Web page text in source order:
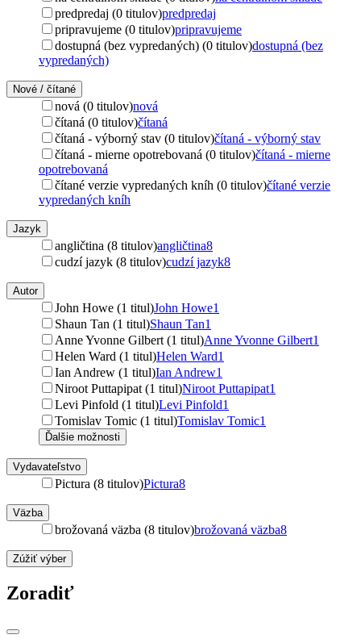
predpredaj (0 titulov)predpredaj
pripravujeme (0 titulov)pripravujeme
dostupná (bez vypredaných) (0 titulov)dostupná (bez
vypredaných)
Nové / čítané
nová (0 titulov)nová
čítaná (0 titulov)čítaná
čítaná - výborný stav (0 titulov)čítaná - výborný stav
čítaná - mierne opotrebovaná (0 titulov)čítaná - mierne
opotrebovaná
čítané verzie vypredaných kníh (0 titulov)čítané verzie
vypredaných kníh
Jazyk
angličtina (8 titulov)angličtina8
cudzí jazyk (8 titulov)cudzí jazyk8
Autor
John Howe (1 titul)John Howe1
Shaun Tan (1 titul)Shaun Tan1
Anne Yvonne Gilbert (1 titul)Anne Yvonne Gilbert1
Helen Ward (1 titul)Helen Ward1
Ian Andrew (1 titul)Ian Andrew1
Niroot Puttapipat (1 titul)Niroot Puttapipat1
Levi Pinfold (1 titul)Levi Pinfold1
Tomislav Tomic (1 titul)Tomislav Tomic1
Ďalšie možnosti
Vydavateľstvo
Pictura (8 titulov)Pictura8
Väzba
brožovaná väzba (8 titulov)brožovaná väzba8
Zúžiť výber
Zoradiť